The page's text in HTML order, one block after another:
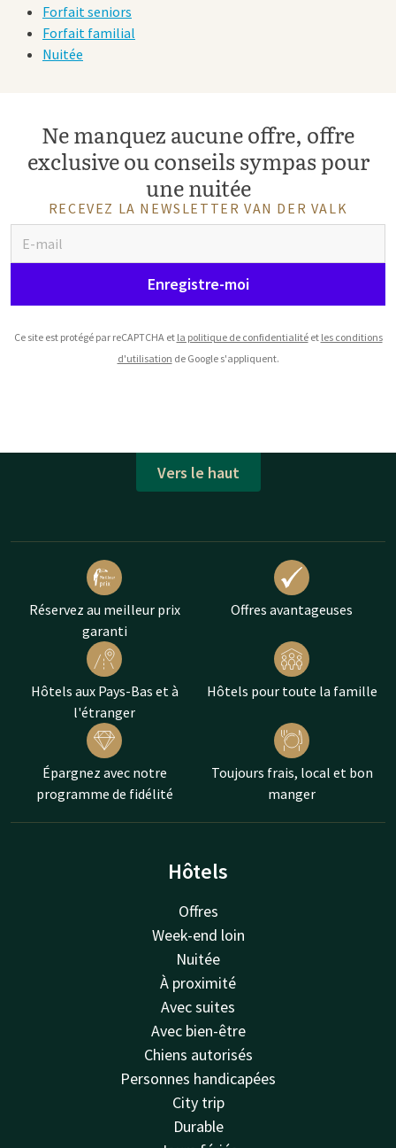
Forfait seniors
Forfait familial
Nuitée
Ne manquez aucune offre, offre
exclusive ou conseils sympas pour
une nuitée
RECEVEZ LA NEWSLETTER VAN DER VALK
Enregistre-moi
Ce site est protégé par reCAPTCHA et la politique de confidentialitéet les conditions
d'utilisation de Google s'appliquent.
Vers le haut
Réservez au meilleur prix
garanti
Offres avantageuses
Hôtels aux Pays-Bas et à
l'étranger
Hôtels pour toute la famille
Épargnez avec notre
programme de fidélité
Toujours frais, local et bon
manger
Hôtels
Offres
Week-end loin
Nuitée
À proximité
Avec suites
Avec bien-être
Chiens autorisés
Personnes handicapées
City trip
Durable